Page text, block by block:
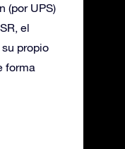
(por UPS)
el
propio
forma